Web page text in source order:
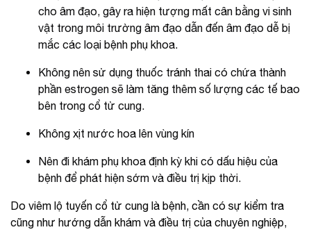
cho âm đạo, gây ra hiện tượng mất cân bằng vi sinh
vật trong môi trường âm đạo dẫn đến âm đạo dễ bị
mắc các loại bệnh phụ khoa.
Không nên sử dụng thuốc tránh thai có chứa thành
phần estrogen sẽ làm tăng thêm số lượng các tế bao
bên trong cổ tử cung.
Không xịt nước hoa lên vùng kín
Nên đi khám phụ khoa định kỳ khi có dấu hiệu của
bệnh để phát hiện sớm và điều trị kịp thời.
Do viêm lộ tuyến cổ tử cung là bệnh, cần có sự kiểm tra
cũng như hướng dẫn khám và điều trị của chuyên nghiệp,